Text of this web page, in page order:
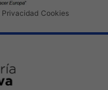
Privacidad Cookies